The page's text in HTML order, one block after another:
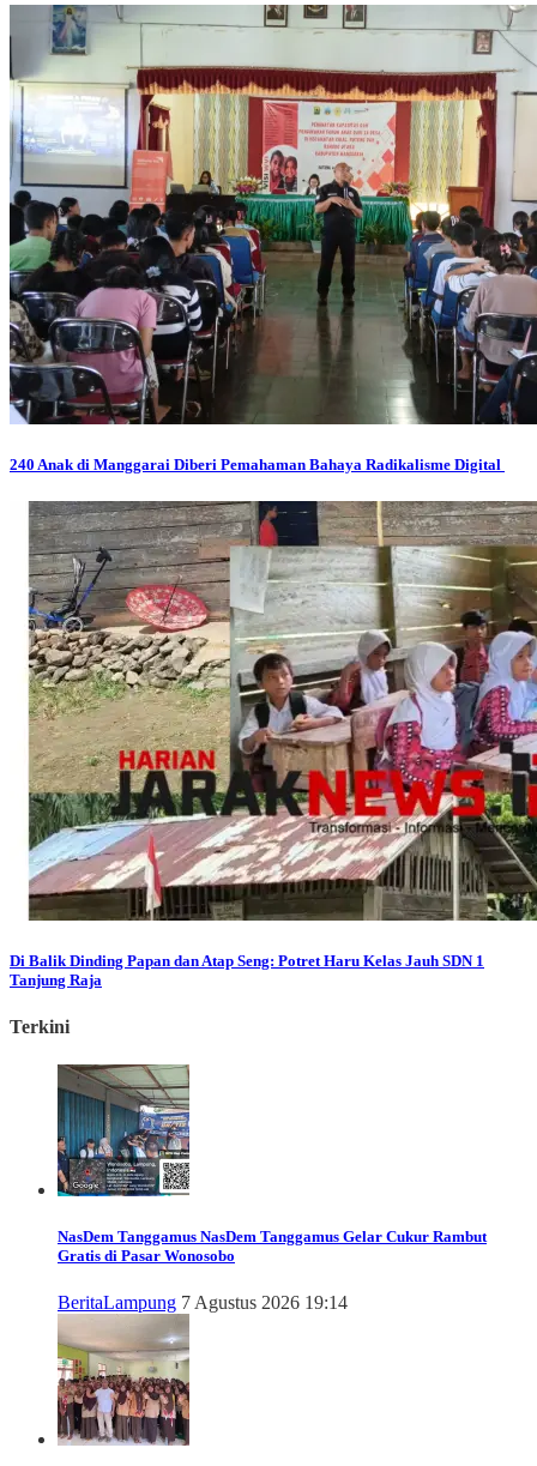
240 Anak di Manggarai Diberi Pemahaman Bahaya Radikalisme Digital
Di Balik Dinding Papan dan Atap Seng: Potret Haru Kelas Jauh SDN 1
Tanjung Raja
Terkini
NasDem Tanggamus NasDem Tanggamus Gelar Cukur Rambut
Gratis di Pasar Wonosobo
BeritaLampung 7 Agustus 2026 19:14